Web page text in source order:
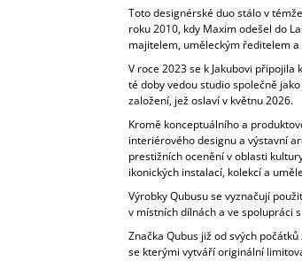
Toto designérské duo stálo v
roku 2010, kdy Maxim odešel do
majitelem, uměleckým ředitelem
V roce 2023 se k Jakubovi
té doby vedou studio společně
založení, jež oslaví v květnu 2026.
Kromě konceptuálního a
interiérového designu a výstavní
prestižních ocenění v oblasti
ikonických instalací, kolekcí a
Výrobky Qubusu se vyznačují
v místních dílnách a ve spolupráci
Značka Qubus již od svých
se kterými vytváří originální